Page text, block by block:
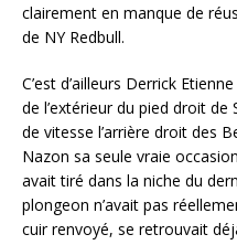
clairement en manque de
de NY Redbull.
C’est d’ailleurs Derrick
de l’extérieur du pied droit de
de vitesse l’arrière droit des
Nazon sa seule vraie
avait tiré dans la niche du
plongeon n’avait pas
cuir renvoyé, se retrouvait